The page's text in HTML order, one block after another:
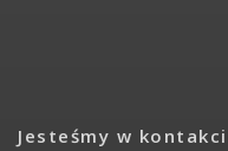
Jesteśmy w